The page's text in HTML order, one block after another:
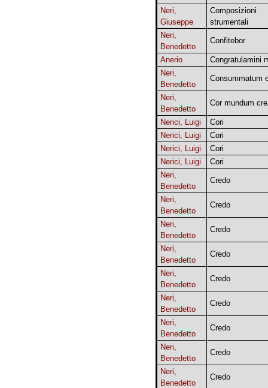
Neri,
Giuseppe
Composizioni
strumentali
Neri,
Benedetto
Confitebor
Anerio
Congratulamini
Neri,
Benedetto
Consummatum
Neri,
Benedetto
Cor mundum
Nerici, Luigi
Cori
Nerici, Luigi
Cori
Nerici, Luigi
Cori
Nerici, Luigi
Cori
Neri,
Benedetto
Credo
Neri,
Benedetto
Credo
Neri,
Benedetto
Credo
Neri,
Benedetto
Credo
Neri,
Benedetto
Credo
Neri,
Benedetto
Credo
Neri,
Benedetto
Credo
Neri,
Benedetto
Credo
Neri,
Benedetto
Credo